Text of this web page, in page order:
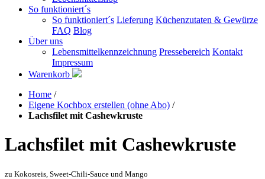
So funktioniert´s
So funktioniert´s Lieferung Küchenzutaten & Gewürze
FAQ Blog
Über uns
Lebensmittelkennzeichnung Pressebereich Kontakt
Impressum
Warenkorb
Home /
Eigene Kochbox erstellen (ohne Abo) /
Lachsfilet mit Cashewkruste
Lachsfilet mit Cashewkruste
zu Kokosreis, Sweet-Chili-Sauce und Mango